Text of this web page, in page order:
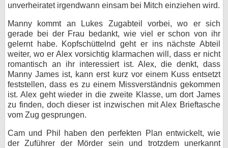
unverheiratet irgendwann einsam bei Mitch einziehen wird.
Manny kommt an Lukes Zugabteil vorbei, wo er sich
gerade bei der Frau bedankt, wie viel er schon von ihr
gelernt habe. Kopfschüttelnd geht er ins nächste Abteil
weiter, wo er Alex vorsichtig klarmachen will, dass er nicht
romantisch an ihr interessiert ist. Alex, die denkt, dass
Manny James ist, kann erst kurz vor einem Kuss entsetzt
feststellen, dass es zu einem Missverständnis gekommen
ist. Alex geht wieder in die zweite Klasse, um dort James
zu finden, doch dieser ist inzwischen mit Alex Brieftasche
vom Zug gesprungen.
Cam und Phil haben den perfekten Plan entwickelt, wie
der Zuführer der Mörder sein und trotzdem unerkannt